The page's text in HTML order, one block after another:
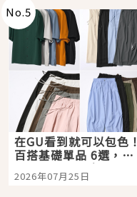
No.5
在GU看到就可以包色！
百搭基礎單品 6選，閉
眼全收也不心疼
2026年07月25日